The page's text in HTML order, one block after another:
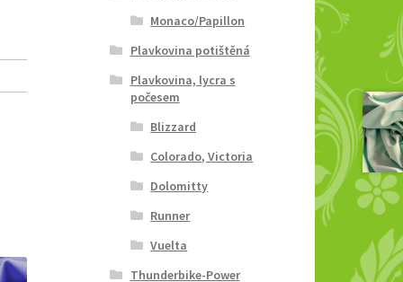
Monaco/Papillon
Plavkovina potištěná
Plavkovina, lycra s
počesem
Blizzard
Colorado, Victoria
Dolomitty
Runner
Vuelta
Thunderbike-Power